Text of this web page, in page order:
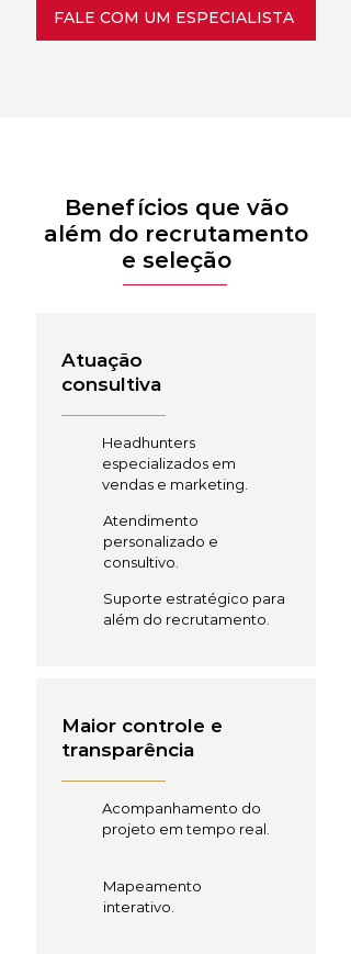
FALE COM UM ESPECIALISTA
Benefícios que vão
além do recrutamento
e seleção
Atuação
consultiva
Headhunters
especializados em
vendas e marketing.
Atendimento
personalizado e
consultivo.
Suporte estratégico para
além do recrutamento.
Maior controle e
transparência
Acompanhamento do
projeto em tempo real.
Mapeamento
interativo.